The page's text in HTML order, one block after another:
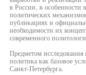
в России, в особенности
политических
публикациях и
необходимости их
современного
Предметом исследования
политика как базовое
Санкт-Петербурга.